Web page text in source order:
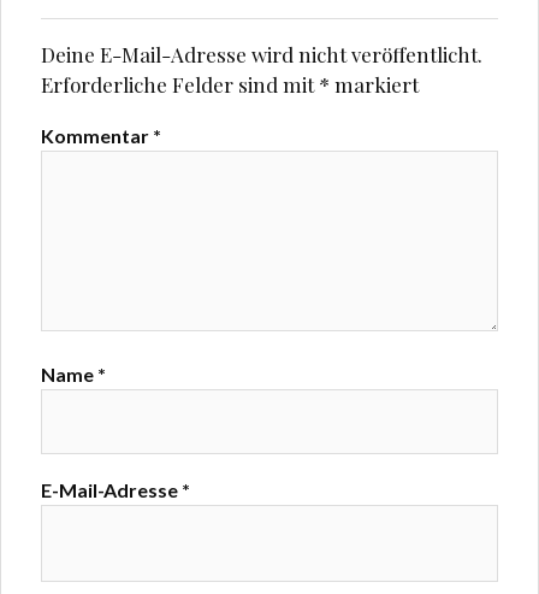
Deine E-Mail-Adresse wird nicht veröffentlicht.
Erforderliche Felder sind mit* markiert
Kommentar *
Name *
E-Mail-Adresse *